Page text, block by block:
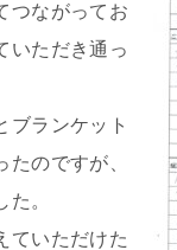
つながってお
いただき通っ
ブランケット
のですが、
。
ていただけた